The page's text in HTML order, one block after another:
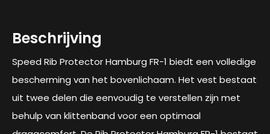
Beschrijving
Speed Rib Protector Hamburg FR-1 biedt een volledige
bescherming van het bovenlichaam. Het vest bestaat
uit twee delen die eenvoudig te verstellen zijn met
behulp van klittenband voor een optimaal